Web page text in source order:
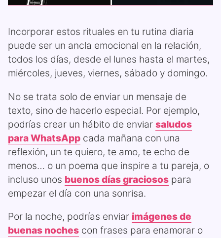
Incorporar estos rituales en tu rutina diaria
puede ser un ancla emocional en la relación,
todos los días, desde el lunes hasta el martes,
miércoles, jueves, viernes, sábado y domingo.
No se trata solo de enviar un mensaje de
texto, sino de hacerlo especial. Por ejemplo,
podrías crear un hábito de enviar saludos
para WhatsApp cada mañana con una
reflexión, un te quiero, te amo, te echo de
menos… o un poema que inspire a tu pareja, o
incluso unos buenos días graciosos para
empezar el día con una sonrisa.
Por la noche, podrías enviar imágenes de
buenas noches con frases para enamorar o